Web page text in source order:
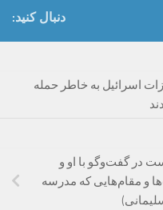
دنبال کنید:
اسرائیل به خاطر حمله
در گفت‌وگو با او و
و مقام‌هایی که مدرسه